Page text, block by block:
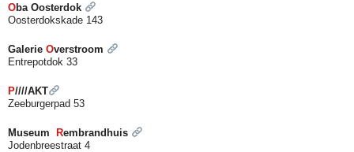
Oba Oosterdok
Oosterdokskade 143
Galerie Overstroom
Entrepotdok 33
P////AKT
Zeeburgerpad 53
Museum Rembrandhuis
Jodenbreestraat 4